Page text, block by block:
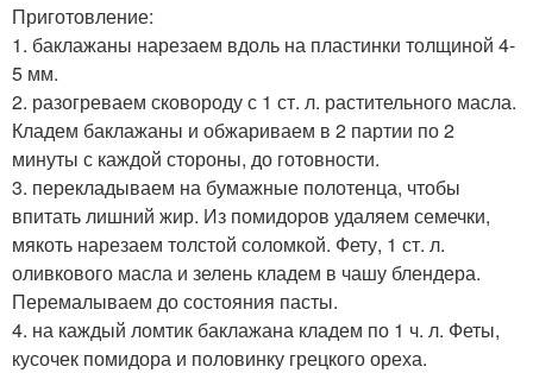
Приготовление:
1. баклажаны нарезаем вдоль на пластинки толщиной 4-
5 мм.
2. разогреваем сковороду с 1 ст. л. растительного масла.
Кладем баклажаны и обжариваем в 2 партии по 2
минуты с каждой стороны, до готовности.
3. перекладываем на бумажные полотенца, чтобы
впитать лишний жир. Из помидоров удаляем семечки,
мякоть нарезаем толстой соломкой. Фету, 1 ст. л.
оливкового масла и зелень кладем в чашу блендера.
Перемалываем до состояния пасты.
4. на каждый ломтик баклажана кладем по 1 ч. л. Феты,
кусочек помидора и половинку грецкого ореха.